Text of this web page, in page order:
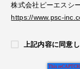
株式会社ピーエスシ
https://www.psc-
上記内容に同意